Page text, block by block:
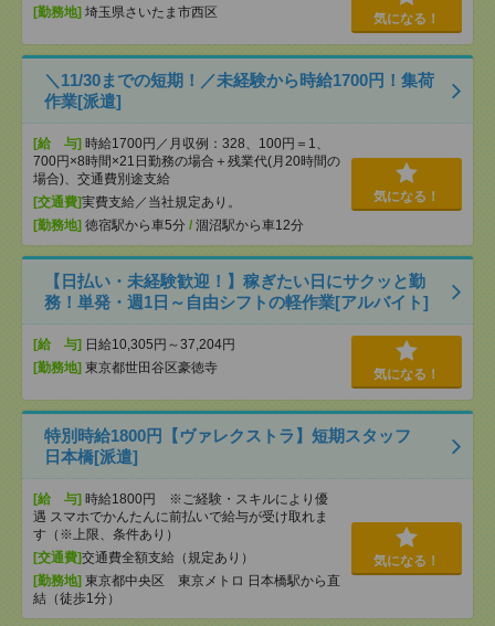
[勤務地] 埼玉県さいたま市西区 気になる！
＼11/30までの短期！／未経験から時給1700円！集荷
作業[派遣]
[給 与] 時給1700円／月収例：328、100円＝1、
700円×8時間×21日勤務の場合＋残業代(月20時間の
場合)、交通費別途支給
[交通費]実費支給／当社規定あり。
[勤務地] 徳宿駅から車5分 / 涸沼駅から車12分
気になる！
【日払い・未経験歓迎！】稼ぎたい日にサクッと勤
務！単発・週1日～自由シフトの軽作業[アルバイト]
[給 与] 日給10,305円～37,204円
[勤務地] 東京都世田谷区豪徳寺 気になる！
特別時給1800円【ヴァレクストラ】短期スタッフ
日本橋[派遣]
[給 与] 時給1800円 ※ご経験・スキルにより優
遇 スマホでかんたんに前払いで給与が受け取れま
す（※上限、条件あり）
[交通費]交通費全額支給（規定あり）
[勤務地] 東京都中央区 東京メトロ 日本橋駅から直
結（徒歩1分）
気になる！